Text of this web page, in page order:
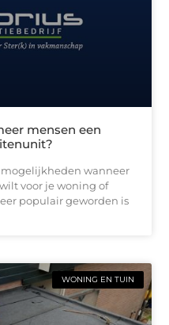
mensen een
wanneer
voor je woning of
populair geworden is
WONING EN TUIN